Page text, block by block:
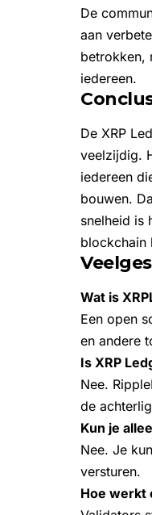
De
aan
betrokken,
iedereen.
De XRP
veelzijdig.
iedereen
bouwen.
snelheid is
blockchain
Wat is
Een open
en andere
Is XRP
Nee.
de
Kun je
Nee. Je
versturen.
Hoe werkt